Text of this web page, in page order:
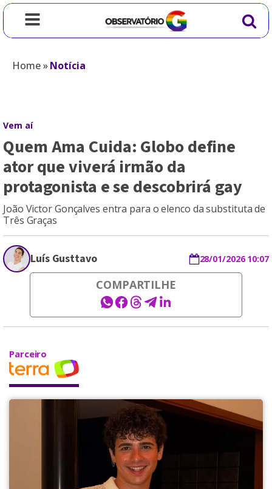
Home»Notícia
Vem aí
Quem Ama Cuida: Globo define
ator que viverá irmão da
protagonista e se descobrirá gay
João Victor Gonçalves entra para o elenco da substituta de
Três Graças
Luís Gusttavo 28/01/2026 10:07
COMPARTILHE
Parceiro